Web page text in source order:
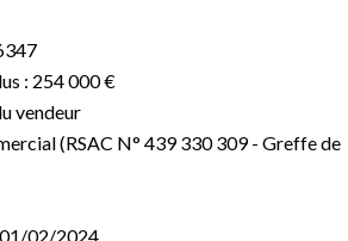
: 254 000 €
vendeur
(RSAC N° 439 330 309 - Greffe de
02/2024